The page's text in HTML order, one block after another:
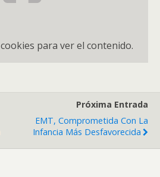
cookies para ver el contenido.
Próxima Entrada
EMT, Comprometida Con La
Infancia Más Desfavorecida